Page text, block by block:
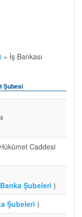
» İş Bankası
Şubesi
Caddesi
Şubeleri )
Şubeleri )